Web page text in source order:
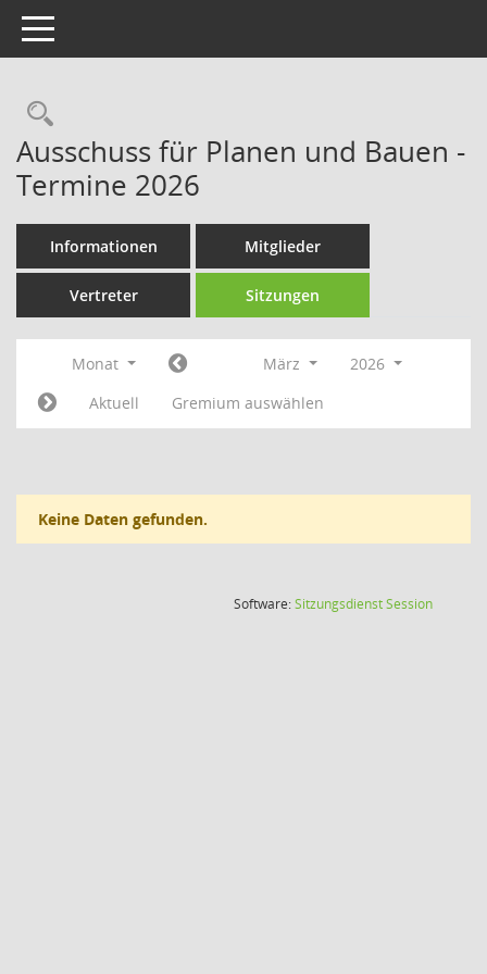
Toggle navigation
Rechercheauswahl
Ausschuss für Planen und Bauen -
Termine 2026
Informationen Mitglieder
Vertreter Sitzungen
Monat März
2026
Aktuell
Gremium auswählen
Keine Daten gefunden.
Software:SitzungsdienstSession(Wird in